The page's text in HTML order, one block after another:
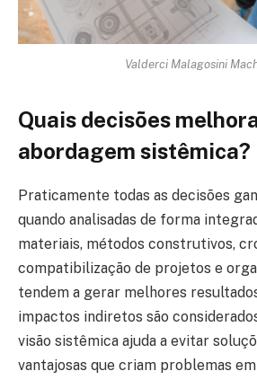
Valderci Malagosini
Quais decisões
abordagem sistêmica?
Praticamente todas as decisões
quando analisadas de forma
materiais, métodos construtivos,
compatibilização de projetos e
tendem a gerar melhores
impactos indiretos são
visão sistêmica ajuda a evitar
vantajosas que criam problemas